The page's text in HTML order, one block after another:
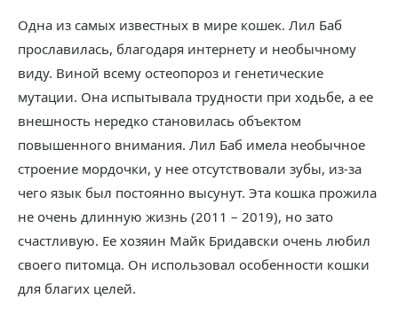
Одна из самых известных в мире кошек. Лил Баб
прославилась, благодаря интернету и необычному
виду. Виной всему остеопороз и генетические
мутации. Она испытывала трудности при ходьбе, а ее
внешность нередко становилась объектом
повышенного внимания. Лил Баб имела необычное
строение мордочки, у нее отсутствовали зубы, из-за
чего язык был постоянно высунут. Эта кошка прожила
не очень длинную жизнь (2011 – 2019), но зато
счастливую. Ее хозяин Майк Бридавски очень любил
своего питомца. Он использовал особенности кошки
для благих целей.